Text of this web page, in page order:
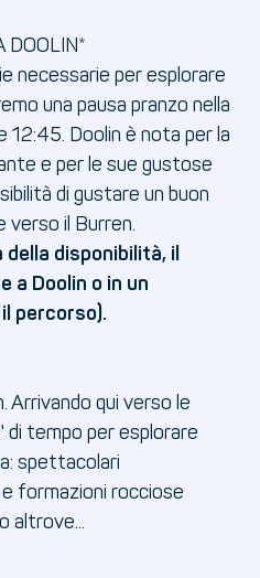
DOOLIN*
necessarie per esplorare
una pausa pranzo nella
12:45. Doolin è nota per la
e per le sue gustose
di gustare un buon
verso il Burren.
della disponibilità, il
a Doolin o in un
percorso).
Arrivando qui verso le
di tempo per esplorare
spettacolari
formazioni rocciose
altrove...